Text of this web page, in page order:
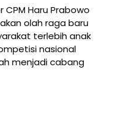
Haru Prabowo
olah raga baru
terlebih anak
nasional
menjadi cabang